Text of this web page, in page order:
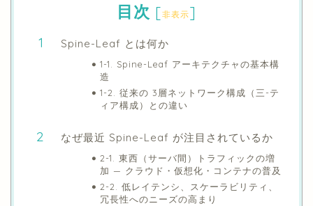
目次 [非表示]
Spine-Leaf とは何か
1-1. Spine-Leaf アーキテクチャの基本構
造
1-2. 従来の 3層ネットワーク構成（三-テ
ィア構成）との違い
なぜ最近 Spine-Leaf が注目されているか
2-1. 東西（サーバ間）トラフィックの増
加 — クラウド・仮想化・コンテナの普及
2-2. 低レイテンシ、スケーラビリティ、
冗長性へのニーズの高まり